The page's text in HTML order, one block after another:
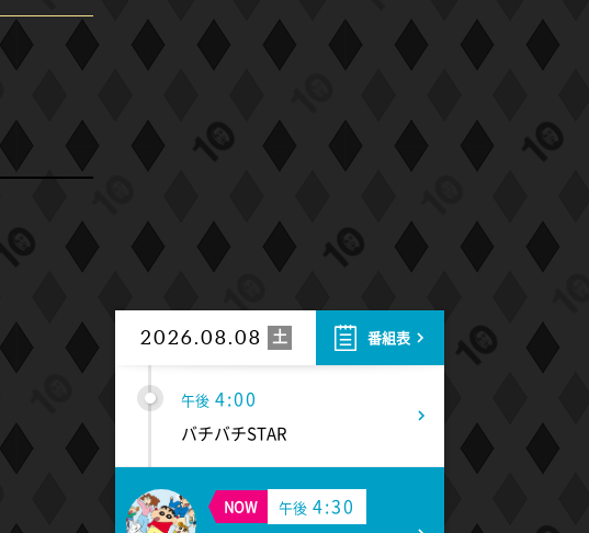
2026.08.08 土 番組表
ワイド!スクランブル サタデ
八村塁スペシャルマッチ
午後 3:30
平の休日に密着!呼び出した仲
良しのある人とは!?
午後 4:00
バチバチSTAR
NOW 午後 4:30